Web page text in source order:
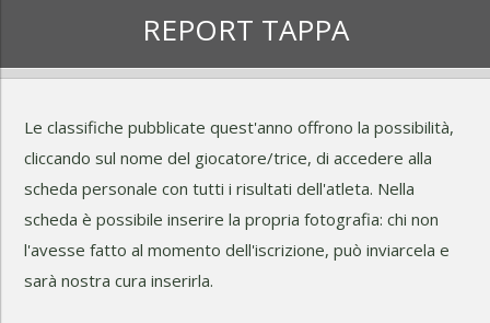
REPORT TAPPA
Le classifiche pubblicate quest'anno offrono la possibilità,
cliccando sul nome del giocatore/trice, di accedere alla
scheda personale con tutti i risultati dell'atleta. Nella
scheda è possibile inserire la propria fotografia: chi non
l'avesse fatto al momento dell'iscrizione, può inviarcela e
sarà nostra cura inserirla.